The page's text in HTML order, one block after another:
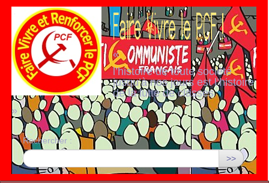
«
l’histoire de toute société
jusqu’à nos jours est l’histoire
de la lutte de classes
»
Rechercher :
>>